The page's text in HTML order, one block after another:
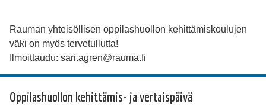
Rauman yhteisöllisen oppilashuollon kehittämiskoulujen
väki on myös tervetullutta!
Ilmoittaudu: sari.agren@rauma.fi
Oppilashuollon kehittämis- ja vertaispäivä